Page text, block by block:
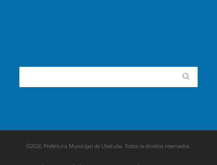
©2026 Prefeitura Municipal de Ubatuba. Todos os direitos reservados.